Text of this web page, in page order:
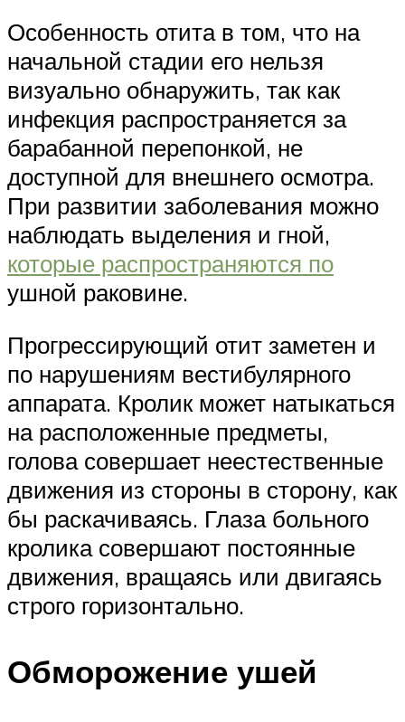
Особенность отита в том, что на
начальной стадии его нельзя
визуально обнаружить, так как
инфекция распространяется за
барабанной перепонкой, не
доступной для внешнего осмотра.
При развитии заболевания можно
наблюдать выделения и гной,
которые распространяются по
ушной раковине.
Прогрессирующий отит заметен и
по нарушениям вестибулярного
аппарата. Кролик может натыкаться
на расположенные предметы,
голова совершает неестественные
движения из стороны в сторону, как
бы раскачиваясь. Глаза больного
кролика совершают постоянные
движения, вращаясь или двигаясь
строго горизонтально.
Обморожение ушей